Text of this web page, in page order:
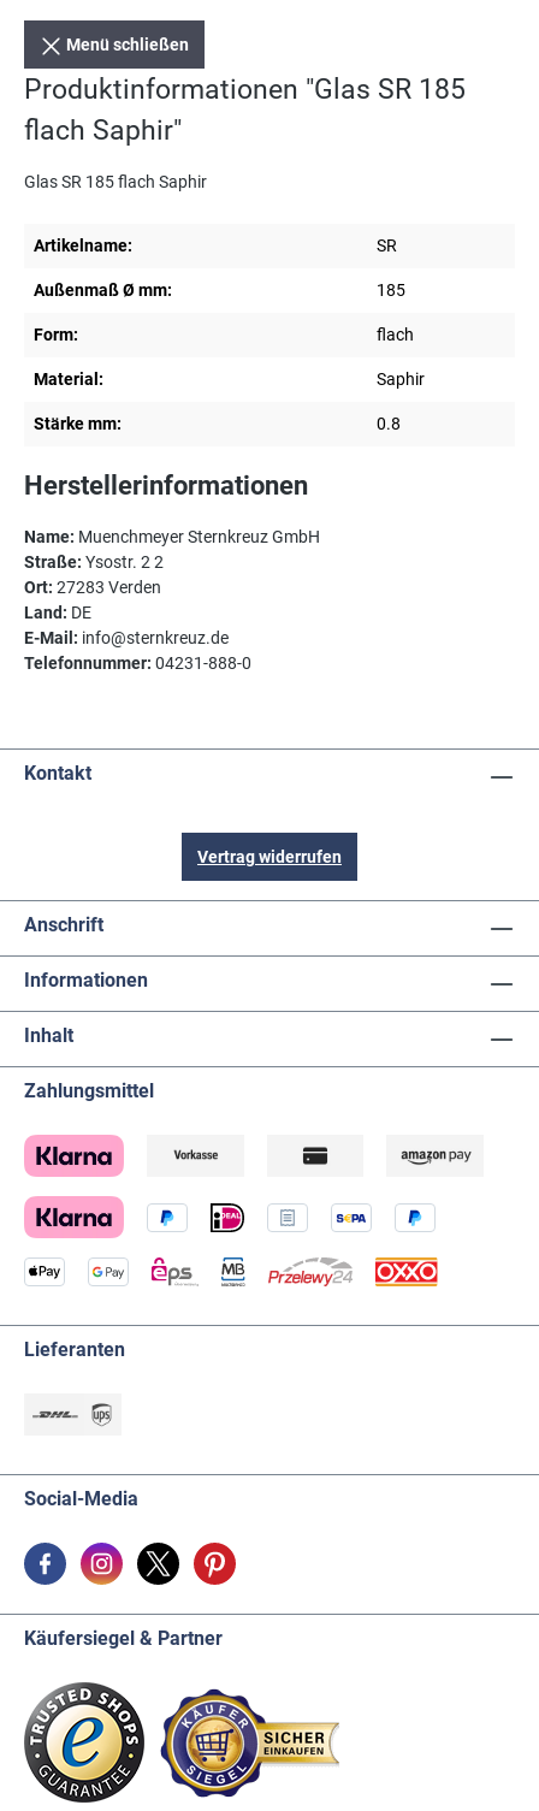
Menü schließen
Produktinformationen "Glas SR 185
flach Saphir"
Glas SR 185 flach Saphir
Artikelname: SR
Außenmaß Ø mm: 185
Form: flach
Material: Saphir
Stärke mm: 0.8
Herstellerinformationen
Name: Muenchmeyer Sternkreuz GmbH
Straße: Ysostr. 2 2
Ort: 27283 Verden
Land: DE
E-Mail: info@sternkreuz.de
Telefonnummer: 04231-888-0
Kontakt
Vertrag widerrufen
Anschrift
Informationen
Inhalt
Zahlungsmittel
Lieferanten
Social-Media
Käufersiegel & Partner